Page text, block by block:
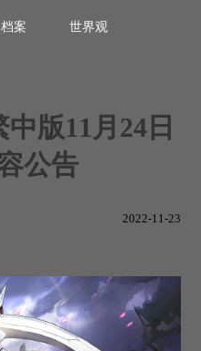
档案 世界观
中版11月24日
公告
2022-11-23